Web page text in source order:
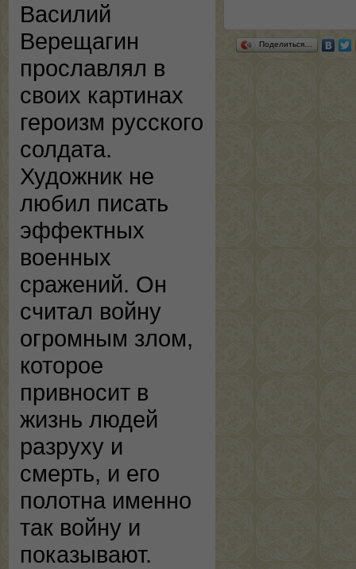
Василий
Верещагин
прославлял в
своих картинах
героизм русского
солдата.
Художник не
любил писать
эффектных
военных
сражений. Он
считал войну
огромным злом,
которое
привносит в
жизнь людей
разруху и
смерть, и его
полотна именно
так войну и
показывают.
Поделиться…